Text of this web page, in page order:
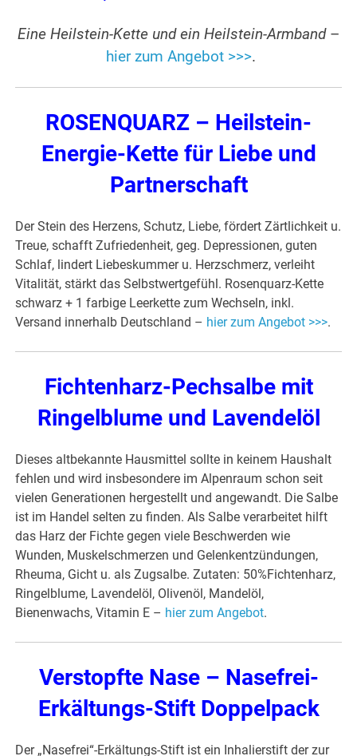
Eine Heilstein-Kette und ein Heilstein-Armband–
hier zum Angebot >>>.
ROSENQUARZ – Heilstein-
Energie-Kette für Liebe und
Partnerschaft
Der Stein des Herzens, Schutz, Liebe, fördert Zärtlichkeit u.
Treue, schafft Zufriedenheit, geg. Depressionen, guten
Schlaf, lindert Liebeskummer u. Herzschmerz, verleiht
Vitalität, stärkt das Selbstwertgefühl. Rosenquarz-Kette
schwarz + 1 farbige Leerkette zum Wechseln, inkl.
Versand innerhalb Deutschland – hier zum Angebot >>>.
Fichtenharz-Pechsalbe mit
Ringelblume und Lavendelöl
Dieses altbekannte Hausmittel sollte in keinem Haushalt
fehlen und wird insbesondere im Alpenraum schon seit
vielen Generationen hergestellt und angewandt. Die Salbe
ist im Handel selten zu finden. Als Salbe verarbeitet hilft
das Harz der Fichte gegen viele Beschwerden wie
Wunden, Muskelschmerzen und Gelenkentzündungen,
Rheuma, Gicht u. als Zugsalbe. Zutaten: 50%Fichtenharz,
Ringelblume, Lavendelöl, Olivenöl, Mandelöl,
Bienenwachs, Vitamin E – hier zum Angebot.
Verstopfte Nase – Nasefrei-
Erkältungs-Stift Doppelpack
Der „Nasefrei“-Erkältungs-Stift ist ein Inhalierstift der zur